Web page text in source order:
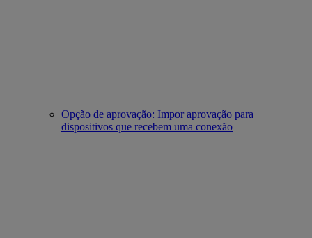
Opção de aprovação: Impor aprovação para
dispositivos que recebem uma conexão